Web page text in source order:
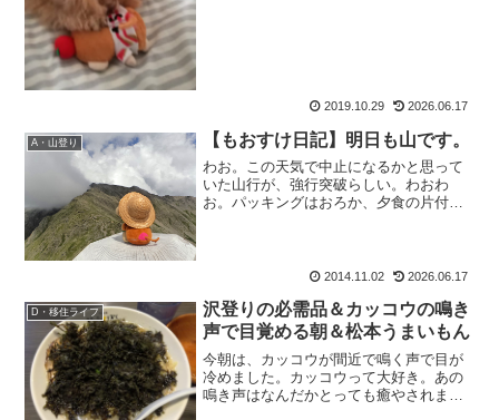
2019.10.29 2026.06.17
A・山登り 【もおすけ日記】明日も山です。
わお。この天気で中止になるかと思って
いた山行が、強行突破らしい。わおわ
お。パッキングはおろか、夕食の片付け
ですが、山を始めて4年も...
2014.11.02 2026.06.17
D・移住ライフ
沢登りの必需品＆カッコウの鳴き
声で目覚める朝＆松本うまいもん
今朝は、カッコウが間近で鳴く声で目が
冷めました。カッコウって大好き。あの
鳴き声はなんだかとっても癒やされま